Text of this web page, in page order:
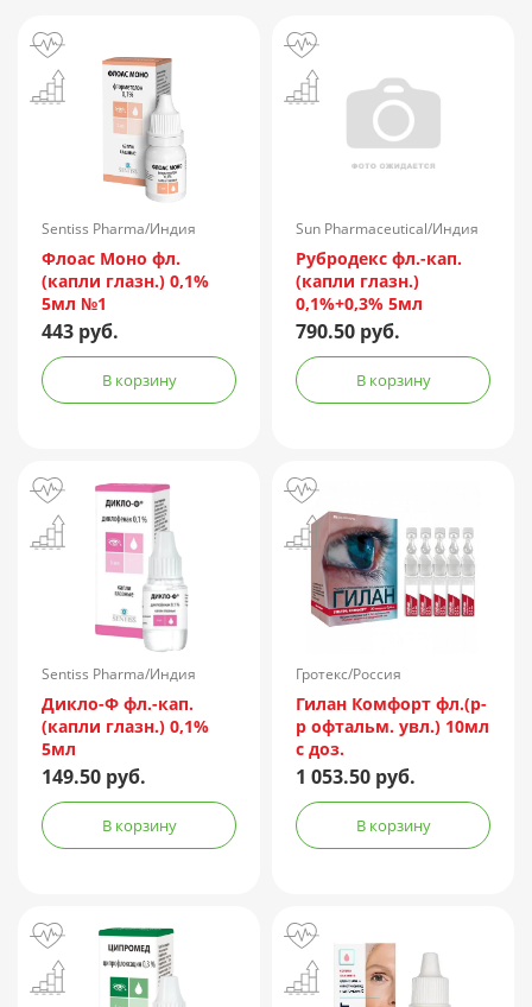
Sentiss Pharma/Индия
Флоас Моно фл.
(капли глазн.) 0,1%
5мл №1
443 руб.
В корзину
Sun Pharmaceutical/Индия
Рубродекс фл.-кап.
(капли глазн.)
0,1%+0,3% 5мл
790.50 руб.
В корзину
Sentiss Pharma/Индия
Дикло-Ф фл.-кап.
(капли глазн.) 0,1%
5мл
149.50 руб.
В корзину
Гротекс/Россия
Гилан Комфорт фл.(р-
р офтальм. увл.) 10мл
с доз.
1 053.50 руб.
В корзину